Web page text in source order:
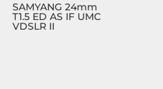
SAMYANG 24mm
T1.5 ED AS IF UMC
VDSLR II